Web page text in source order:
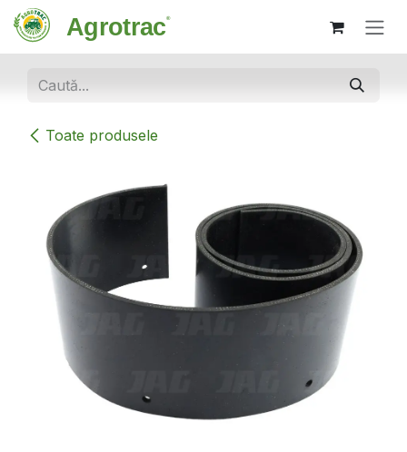
Sari la conținut
Toate produsele